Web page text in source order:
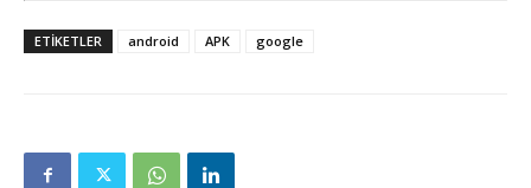
ETIKETLER android APK google